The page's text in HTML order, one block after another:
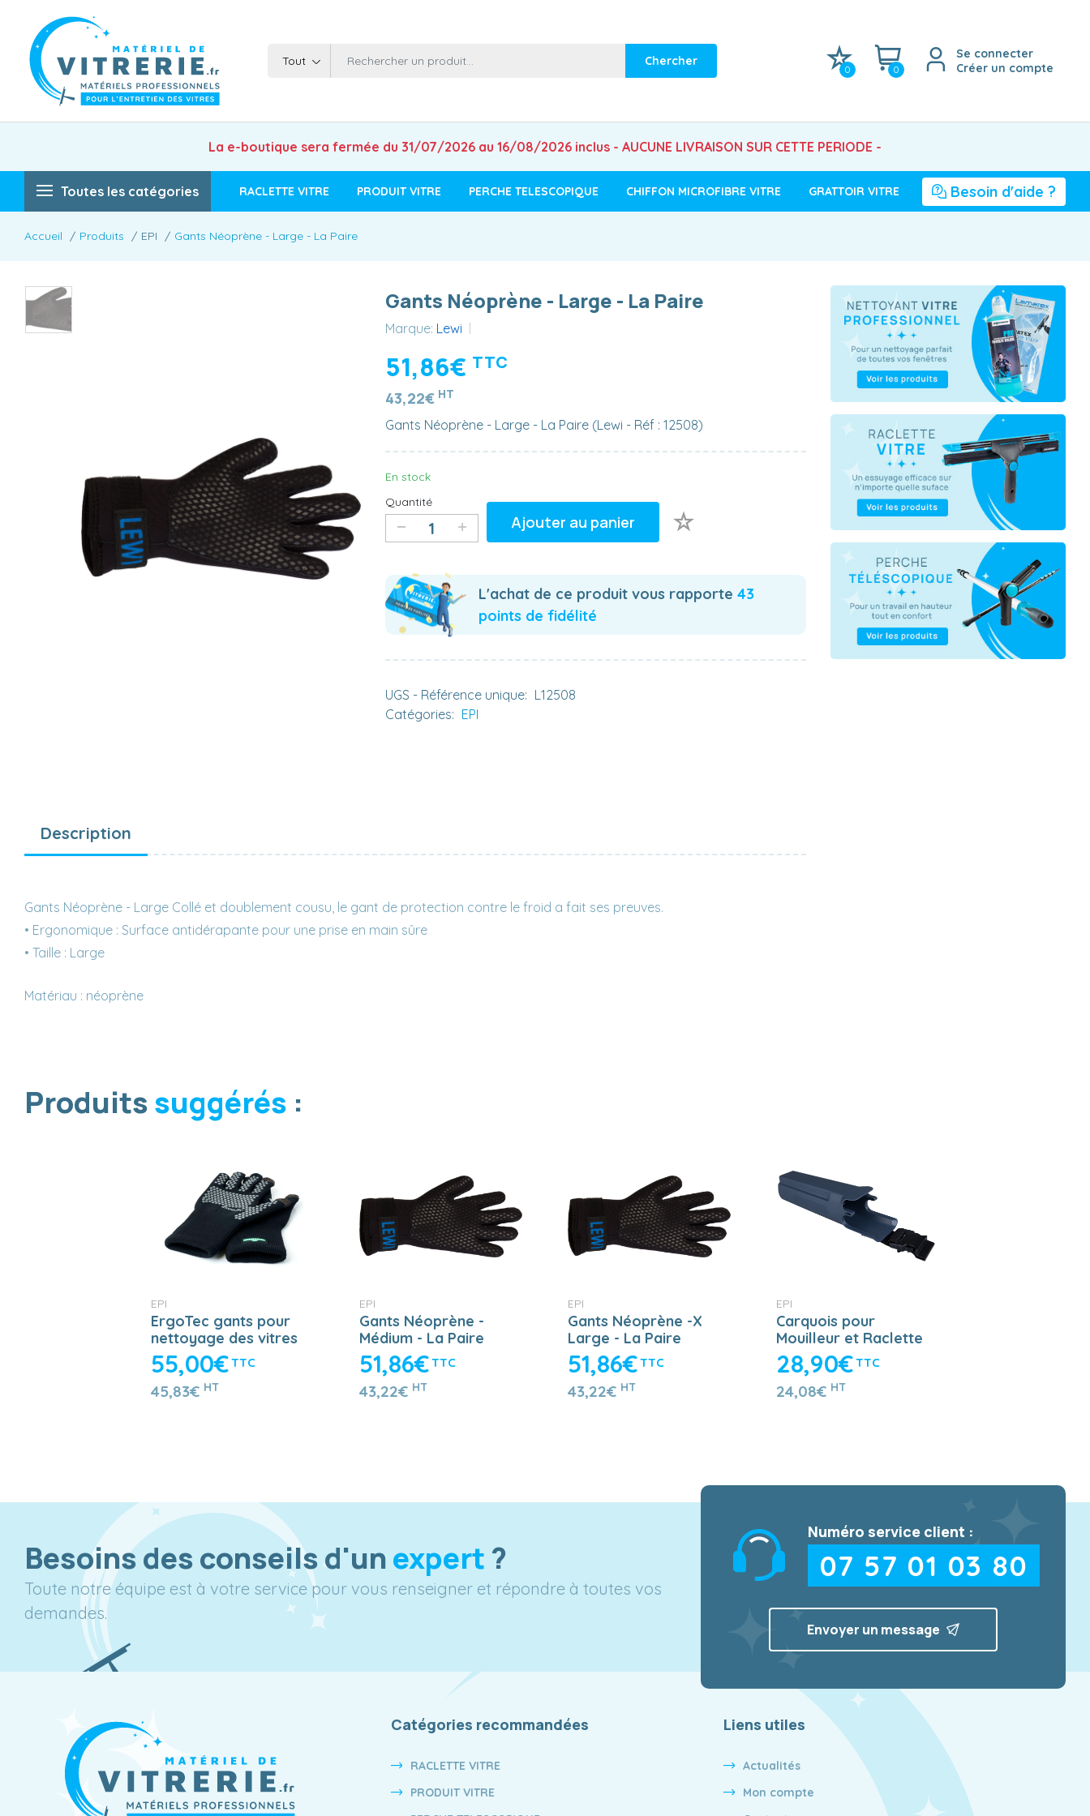
Tout Chercher
0 0
Se connecter
Créer un compte
La e-boutique sera fermée du 31/07/2026 au 16/08/2026 inclus - AUCUNE LIVRAISON SUR CETTE PERIODE -
Toutes les catégories RACLETTE VITRE PRODUIT VITRE PERCHE TELESCOPIQUE CHIFFON MICROFIBRE VITRE GRATTOIR VITRE Besoin d'aide ?
Accueil Produits EPI Gants Néoprène - Large - La Paire
Gants Néoprène - Large - La Paire
Marque: Lewi
51,86€ TTC
43,22€ HT
Gants Néoprène - Large - La Paire (Lewi - Réf : 12508)
En stock
Quantité
Ajouter au panier
L'achat de ce produit vous rapporte 43
points de fidélité
UGS - Référence unique: L12508
Catégories: EPI
Description
Gants Néoprène - Large Collé et doublement cousu, le gant de protection contre le froid a fait ses preuves.
• Ergonomique : Surface antidérapante pour une prise en main sûre
• Taille : Large
Matériau : néoprène
Produitssuggérés :
EPI
ErgoTec gants pour
nettoyage des vitres
55,00€TTC
45,83€ HT
EPI
Gants Néoprène -
Médium - La Paire
51,86€TTC
43,22€ HT
EPI
Gants Néoprène -X
Large - La Paire
51,86€TTC
43,22€ HT
EPI
Carquois pour
Mouilleur et Raclette
28,90€TTC
24,08€ HT
Besoins des conseils d'unexpert ?
Toute notre équipe est à votre service pour vous renseigner et répondre à toutes vos
demandes.
Numéro service client :
07 57 01 03 80
Envoyer un message
Catégories recommandées
RACLETTE VITRE
PRODUIT VITRE
Liens utiles
Actualités
Mon compte